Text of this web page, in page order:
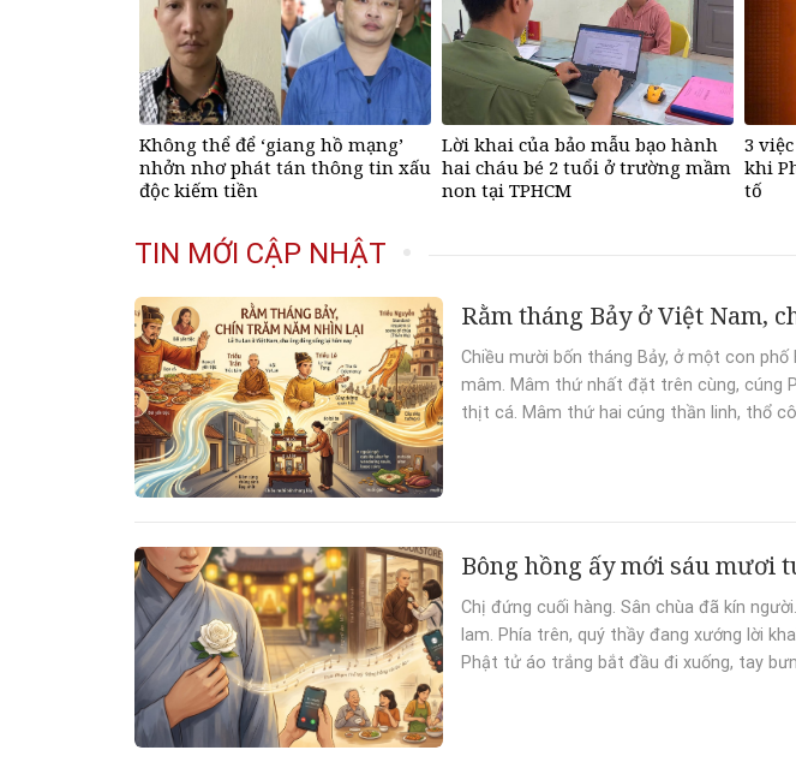
Không thể để ‘giang hồ mạng’
nhởn nhơ phát tán thông tin xấu
độc kiếm tiền
Lời khai của bảo mẫu bạo hành
hai cháu bé 2 tuổi ở trường mầm
non tại TPHCM
3
khi
tố
TIN MỚI CẬP NHẬT
Rằm tháng Bảy ở Việt Nam,
Chiều mười bốn tháng Bảy, ở một con phố
mâm. Mâm thứ nhất đặt trên cùng, cúng
thịt cá. Mâm thứ hai cúng thần linh, thổ
Bông hồng ấy mới sáu mươi
Chị đứng cuối hàng. Sân chùa đã kín
lam. Phía trên, quý thầy đang xướng lời
Phật tử áo trắng bắt đầu đi xuống, tay